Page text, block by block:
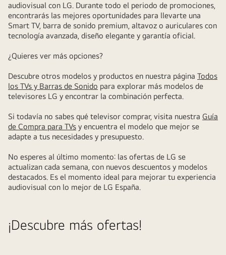
audiovisual con LG. Durante todo el periodo de promociones,
encontrarás las mejores oportunidades para llevarte una
Smart TV, barra de sonido premium, altavoz o auriculares con
tecnología avanzada, diseño elegante y garantía oficial.
¿Quieres ver más opciones?
Descubre otros modelos y productos en nuestra página Todos
los TVs y Barras de Sonido para explorar más modelos de
televisores LG y encontrar la combinación perfecta.
Si todavía no sabes qué televisor comprar, visita nuestra Guía
de Compra para TVs y encuentra el modelo que mejor se
adapte a tus necesidades y presupuesto.
No esperes al último momento: las ofertas de LG se
actualizan cada semana, con nuevos descuentos y modelos
destacados. Es el momento ideal para mejorar tu experiencia
audiovisual con lo mejor de LG España.
¡Descubre más ofertas!